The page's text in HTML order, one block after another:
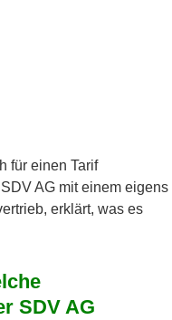
für einen Tarif
AG mit einem eigens
erklärt, was es
SDV AG